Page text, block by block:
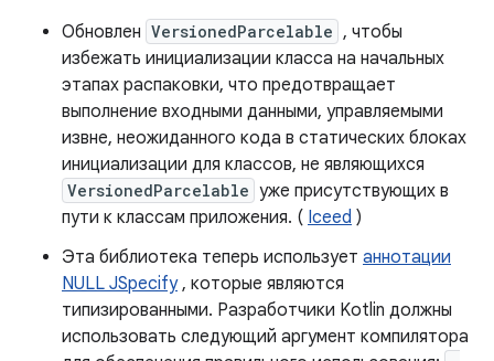
Обновлен VersionedParcelable , чтобы
избежать инициализации класса на начальных
этапах распаковки, что предотвращает
выполнение входными данными, управляемыми
извне, неожиданного кода в статических блоках
инициализации для классов, не являющихся
VersionedParcelable уже присутствующих в
пути к классам приложения. ( Iceed )
Эта библиотека теперь использует аннотации
NULL JSpecify, которые являются
типизированными. Разработчики Kotlin должны
использовать следующий аргумент компилятора